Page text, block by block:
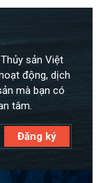
sản Việt
động, dịch
mà bạn có
tâm.